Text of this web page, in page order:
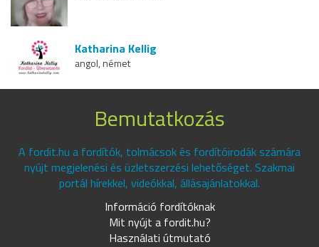
Katharina Kellig
angol, német
Bemutatkozás
A fordit.hu a fordítók, tolmácsok és fordítóirodák számára
nyújt megjelenési és üzletszerzési lehetőséget. Szakmai
portál hírekkel, videókkal, állásajánlatokkal.
Információ fordítóknak
Mit nyújt a fordit.hu?
Használati útmutató